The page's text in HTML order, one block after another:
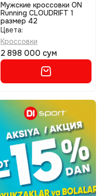
Мужские кроссовки ON
Running CLOUDRIFT 1
размер 42
Цвета:
Кроссовки
2 898 000 сум